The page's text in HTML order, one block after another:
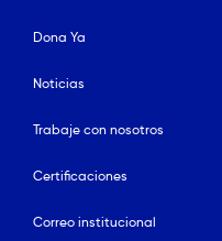
Dona Ya
Noticias
Trabaje con nosotros
Certificaciones
Correo institucional